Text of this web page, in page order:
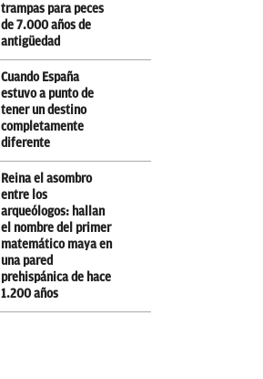
trampas para peces
de 7.000 años de
antigüedad
Cuando España
estuvo a punto de
tener un destino
completamente
diferente
Reina el asombro
entre los
arqueólogos: hallan
el nombre del primer
matemático maya en
una pared
prehispánica de hace
1.200 años